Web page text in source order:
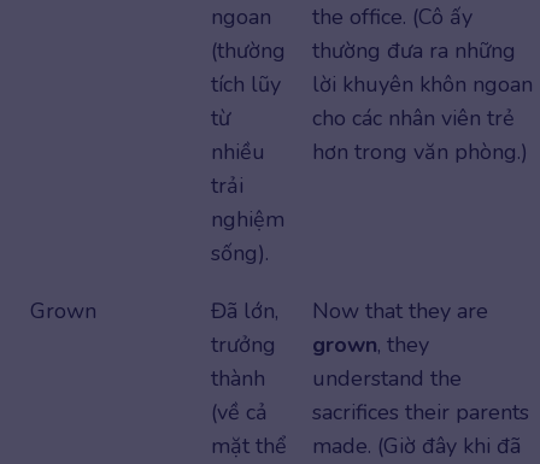
ngoan
(thường
tích lũy
từ
nhiều
trải
nghiệm
sống).
the office. (Cô ấy
thường đưa ra những
lời khuyên khôn ngoan
cho các nhân viên trẻ
hơn trong văn phòng.)
Grown
Đã lớn,
trưởng
thành
(về cả
mặt thể
Now that they are
grown, they
understand the
sacrifices their parents
made. (Giờ đây khi đã